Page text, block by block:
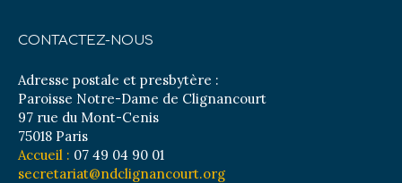
CONTACTEZ-NOUS
Adresse postale et presbytère :
Paroisse Notre-Dame de Clignancourt
97 rue du Mont-Cenis
75018 Paris
Accueil : 07 49 04 90 01
secretariat@ndclignancourt.org